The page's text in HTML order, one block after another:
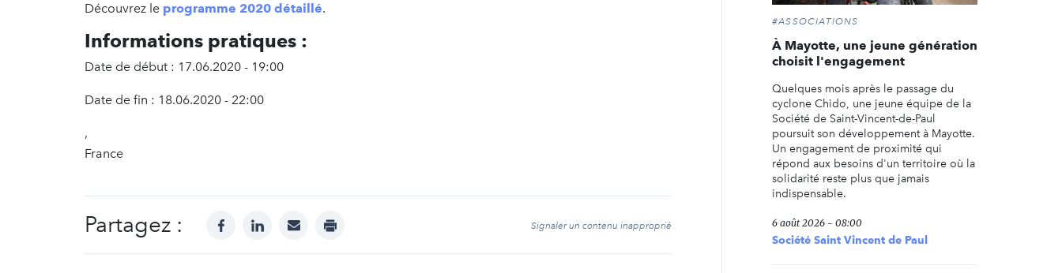
Découvrez le programme 2020 détaillé.
Informations pratiques :
Date de début : 17.06.2020 - 19:00
Date de fin : 18.06.2020 - 22:00
,
France
Partagez : facebooklinkedinmail print Signaler un contenu inapproprié
#ASSOCIATIONS
À Mayotte, une jeune génération
choisit l'engagement
Quelques mois après le passage du
cyclone Chido, une jeune équipe de la
Société de Saint-Vincent-de-Paul
poursuit son développement à Mayotte.
Un engagement de proximité qui
répond aux besoins d'un territoire où la
solidarité reste plus que jamais
indispensable.
6 août 2026 - 08:00
Société Saint Vincent de Paul